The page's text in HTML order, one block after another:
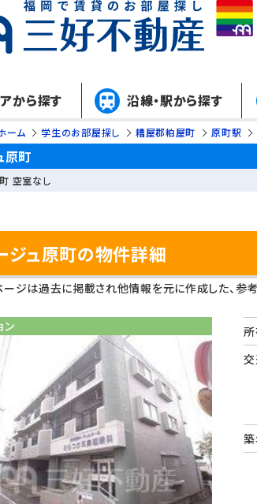
から探す 沿線・駅から探す
ーム 学生のお部屋探し 糟屋郡粕屋町 原町駅
原町
空室なし
ジュ原町の物件詳細
ジは過去に掲載され他情報を元に作成した、参考
ン